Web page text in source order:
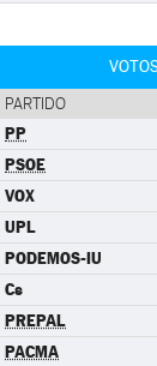
PARTIDO
PP
PSOE
VOX
UPL
PODEMOS-IU
Cs
PREPAL
PACMA